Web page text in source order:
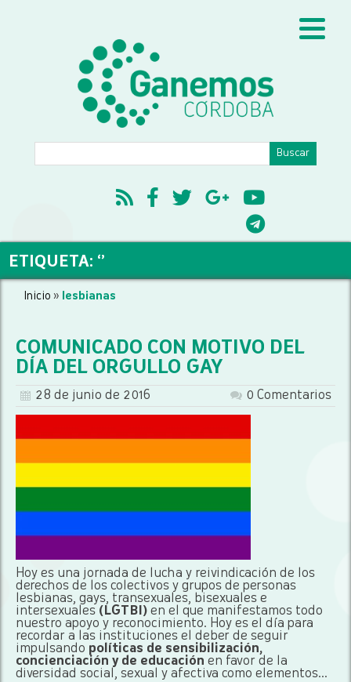
ETIQUETA: ‘’
Inicio » lesbianas
COMUNICADO CON MOTIVO DEL
DÍA DEL ORGULLO GAY
28 de junio de 2016 0 Comentarios
Hoy es una jornada de lucha y reivindicación de los
derechos de los colectivos y grupos de personas
lesbianas, gays, transexuales, bisexuales e
intersexuales (LGTBI) en el que manifestamos todo
nuestro apoyo y reconocimiento. Hoy es el día para
recordar a las instituciones el deber de seguir
impulsando políticas de sensibilización,
concienciación y de educación en favor de la
diversidad social, sexual y afectiva como elementos...